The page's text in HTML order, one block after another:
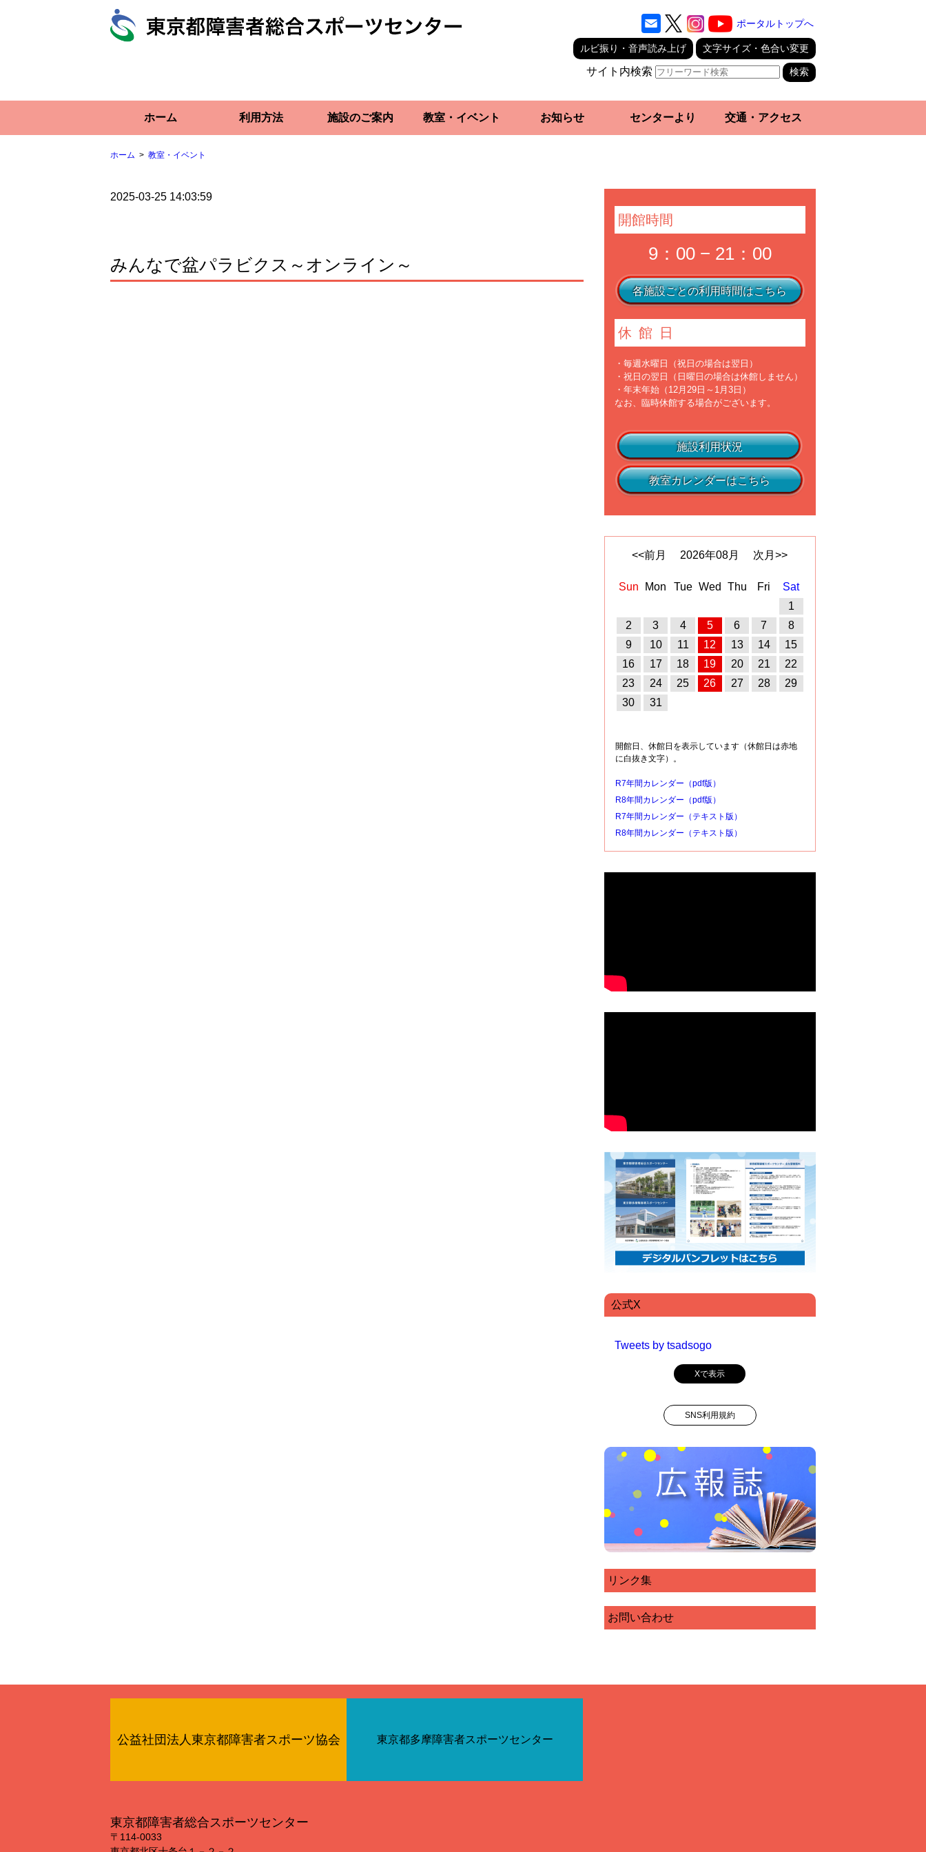
ポータルトップへ
ルビ振り・音声読み上げ 文字サイズ・色合い変更
サイト内検索
ホーム 利用方法 施設のご案内 教室・イベント お知らせ センターより 交通・アクセス
ホーム 教室・イベント
2025-03-25 14:03:59
みんなで盆パラビクス～オンライン～
開館時間
9：00 − 21：00
各施設ごとの利用時間はこちら
休館日
・毎週水曜日（祝日の場合は翌日）
・祝日の翌日（日曜日の場合は休館しません）
・年末年始（12月29日～1月3日）
なお、臨時休館する場合がございます。
施設利用状況
教室カレンダーはこちら
<<前月 2026年08月 次月>>
Sun Mon Tue Wed Thu Fri
Sat
1
2
3 4 5 6 7
8
9
10 11 12 13 14
15
16
17 18 19 20 21
22
23
24 25 26 27 28
29
30
31
開館日、休館日を表示しています（休館日は赤地
に白抜き文字）。
R7年間カレンダー（pdf版）
R8年間カレンダー（pdf版）
R7年間カレンダー（テキスト版）
R8年間カレンダー（テキスト版）
公式X
Tweets by tsadsogo
Xで表示
SNS利用規約
リンク集
お問い合わせ
公益社団法人東京都障害者スポーツ協会 東京都多摩障害者スポーツセンター
東京都障害者総合スポーツセンター
〒114‐0033